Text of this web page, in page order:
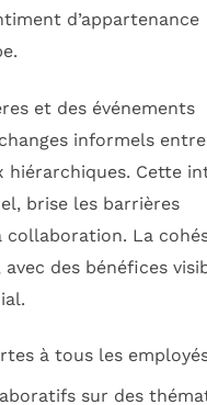
d’appartenance
et des événements
informels entre
hiérarchiques. Cette
brise les barrières
La
avec des bénéfices
à tous les
sur des